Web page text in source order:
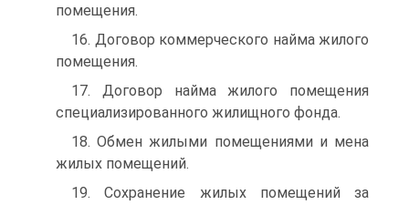
помещения.
16. Договор коммерческого найма жилого
помещения.
17. Договор найма жилого помещения
специализированного жилищного фонда.
18. Обмен жилыми помещениями и мена
жилых помещений.
19. Сохранение жилых помещений за